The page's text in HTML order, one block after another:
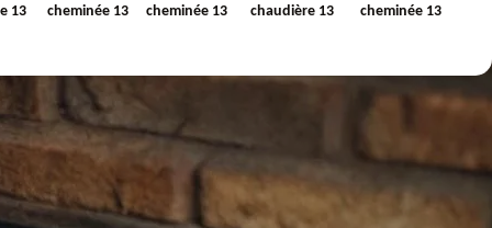
13
cheminée 13
cheminée 13
chaudière 13
cheminée 13